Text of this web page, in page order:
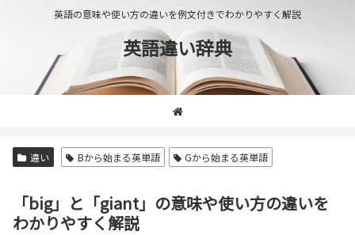
英語の意味や使い方の違いを例文付きでわかりやすく解説
英語違い辞典
違い Bから始まる英単語 Gから始まる英単語
「big」と「giant」の意味や使い方の違いを
わかりやすく解説